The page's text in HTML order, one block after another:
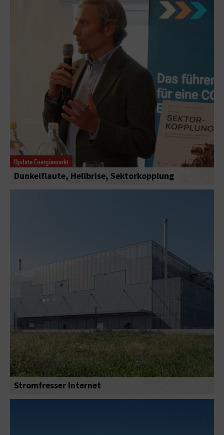
Update Energiemarkt
Dunkelflaute, Hellbrise, Sektorkopplung
Stromfresser Internet